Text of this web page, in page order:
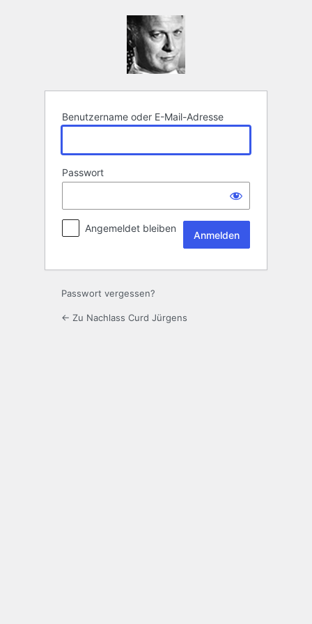
Benutzername oder E-Mail-Adresse
Passwort
Angemeldet bleiben
Passwort vergessen?
← Zu Nachlass Curd Jürgens